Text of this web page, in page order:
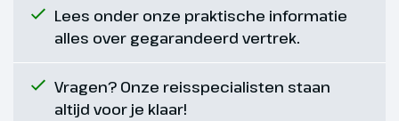
Lees onder onze praktische informatie
alles over gegarandeerd vertrek.
Vragen? Onze reisspecialisten staan
altijd voor je klaar!